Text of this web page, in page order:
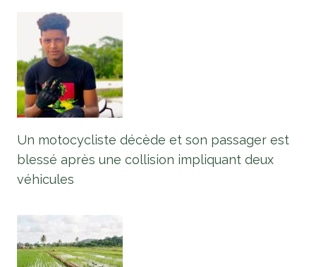
Un motocycliste décède et son passager est
blessé après une collision impliquant deux
véhicules